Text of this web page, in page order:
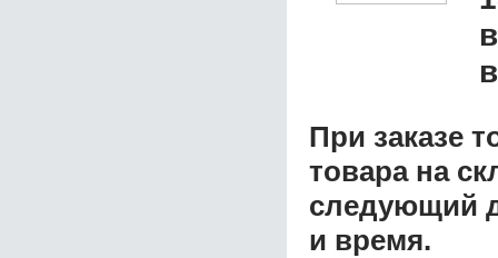
При заказе
товара на
следующий
и время.